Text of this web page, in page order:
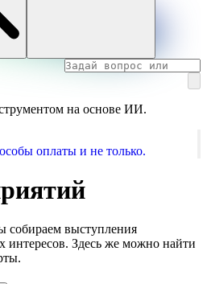
на основе ИИ.
оплаты и не только.
собираем выступления
интересов. Здесь же можно найти